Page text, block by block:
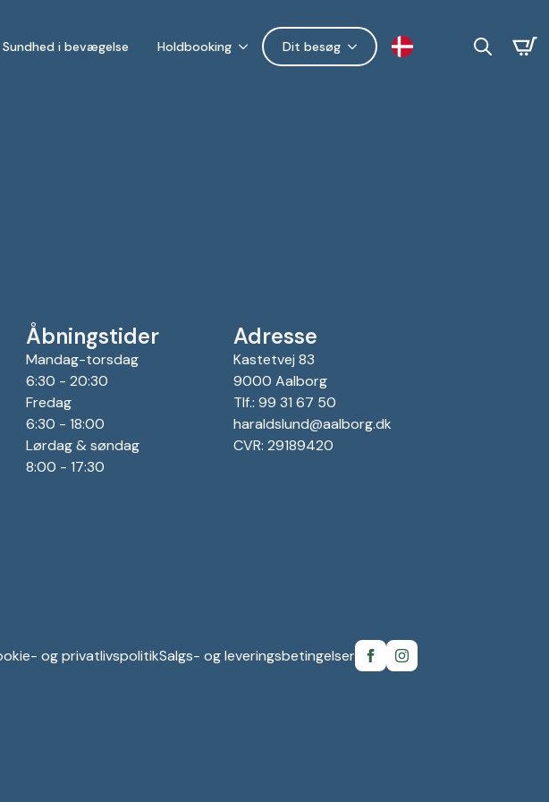
Sundhed i bevægelse Holdbooking Dit besøg
Åbningstider
Mandag-torsdag
6:30 - 20:30
Fredag
6:30 - 18:00
Lørdag & søndag
8:00 - 17:30
Adresse
Kastetvej 83
9000 Aalborg
Tlf.: 99 31 67 50
haraldslund@aalborg.dk
CVR: 29189420
og privatlivspolitikSalgs- og leveringsbetingelser